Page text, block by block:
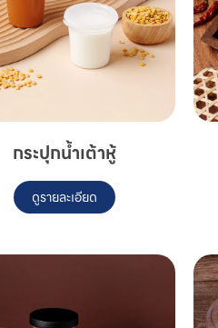
กระปุกน้ำเต้าหู้
ดูรายละเอียด